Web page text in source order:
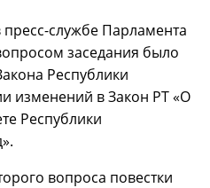
службе Парламента
заседания было
Республики
изменений в Закон РТ «О
Республики
вопроса повестки